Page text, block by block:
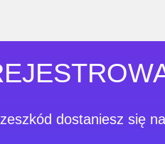
dostaniesz się